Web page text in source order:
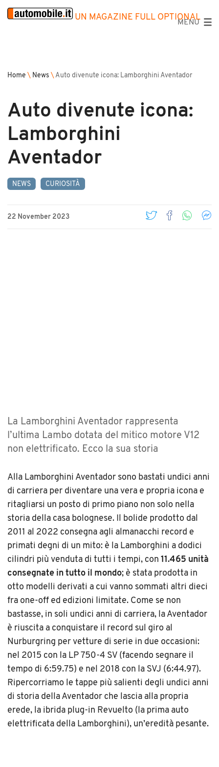
UN MAGAZINE FULL OPTIONAL
MENU
Home \ News \ Auto divenute icona: Lamborghini Aventador
Auto divenute icona:
Lamborghini
Aventador
NEWS CURIOSITÀ
22 November 2023
La Lamborghini Aventador rappresenta
l’ultima Lambo dotata del mitico motore V12
non elettrificato. Ecco la sua storia
Alla Lamborghini Aventador sono bastati undici anni
di carriera per diventare una vera e propria icona e
ritagliarsi un posto di primo piano non solo nella
storia della casa bolognese. Il bolide prodotto dal
2011 al 2022 consegna agli almanacchi record e
primati degni di un mito: è la Lamborghini a dodici
cilindri più venduta di tutti i tempi, con 11.465 unità
consegnate in tutto il mondo; è stata prodotta in
otto modelli derivati a cui vanno sommati altri dieci
fra one-off ed edizioni limitate. Come se non
bastasse, in soli undici anni di carriera, la Aventador
è riuscita a conquistare il record sul giro al
Nurburgring per vetture di serie in due occasioni:
nel 2015 con la LP 750-4 SV (facendo segnare il
tempo di 6:59.75) e nel 2018 con la SVJ (6:44.97).
Ripercorriamo le tappe più salienti degli undici anni
di storia della Aventador che lascia alla propria
erede, la ibrida plug-in Revuelto (la prima auto
elettrificata della Lamborghini), un’eredità pesante.